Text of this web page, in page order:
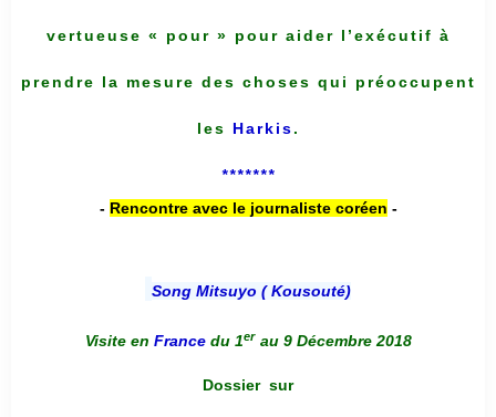
vertueuse « pour » pour aider l’exécutif à
prendre la mesure des choses qui préoccupent
les Harkis.
*******
- Rencontre avec le journaliste coréen -
Song Mitsuyo ( Kousouté)
Visite en France du 1er au 9 Décembre 2018
Dossier sur